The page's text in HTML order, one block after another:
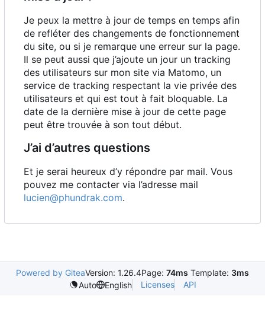
Je peux la mettre à jour de temps en temps afin
de refléter des changements de fonctionnement
du site, ou si je remarque une erreur sur la page.
Il se peut aussi que j’ajoute un jour un tracking
des utilisateurs sur mon site via Matomo, un
service de tracking respectant la vie privée des
utilisateurs et qui est tout à fait bloquable. La
date de la dernière mise à jour de cette page
peut être trouvée à son tout début.
J’ai d’autres questions
Et je serai heureux d’y répondre par mail. Vous
pouvez me contacter via l’adresse mail
lucien@phundrak.com.
Powered by GiteaVersion: 1.26.4Page: 74ms Template: 3ms
Auto
English Licenses API